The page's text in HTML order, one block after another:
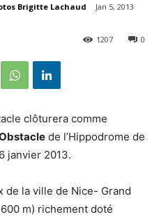
Brigitte Lachaud Jan 5, 2013
0
1207
clôturera comme
de l’Hippodrome de
janvier 2013.
de la ville de Nice- Grand
m) richement doté